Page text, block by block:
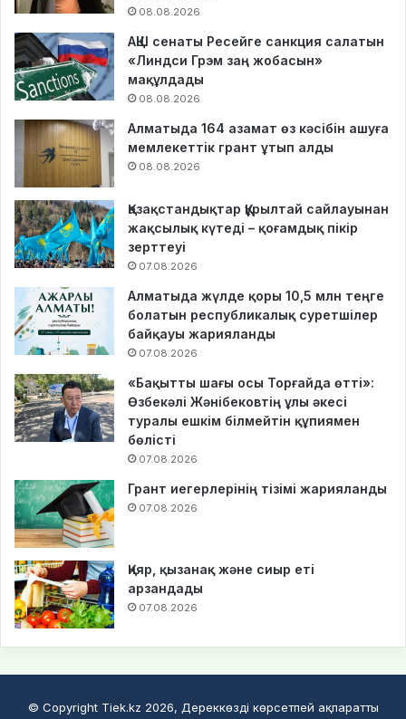
08.08.2026
АҚШ сенаты Ресейге санкция салатын
«Линдси Грэм заң жобасын»
мақұлдады
08.08.2026
Алматыда 164 азамат өз кәсібін ашуға
мемлекеттік грант ұтып алды
08.08.2026
Қазақстандықтар Құрылтай сайлауынан
жақсылық күтеді – қоғамдық пікір
зерттеуі
07.08.2026
Алматыда жүлде қоры 10,5 млн теңге
болатын республикалық суретшілер
байқауы жарияланды
07.08.2026
«Бақытты шағы осы Торғайда өтті»:
Өзбекәлі Жәнібековтің ұлы әкесі
туралы ешкім білмейтін құпиямен
бөлісті
07.08.2026
Грант иегерлерінің тізімі жарияланды
07.08.2026
Қияр, қызанақ және сиыр еті
арзандады
07.08.2026
© Copyright Tiek.kz 2026, Дереккөзді көрсетпей ақпаратты